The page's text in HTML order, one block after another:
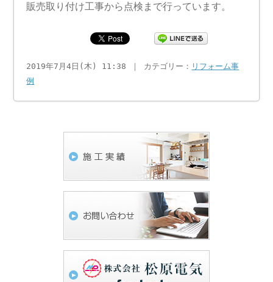
販売取り付け工事から点検まで行っています。
2019年7月4日(木) 11:38 ｜ カテゴリー： リフォーム事
例